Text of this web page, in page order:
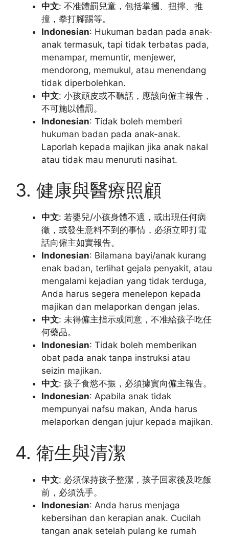
中文: 不准體罰兒童，包括掌摑、扭擰、推
撞，拳打腳踢等。
Indonesian: Hukuman badan pada anak-
anak termasuk, tapi tidak terbatas pada,
menampar, memuntir, menjewer,
mendorong, memukul, atau menendang
tidak diperbolehkan.
中文: 小孩頑皮或不聽話，應該向僱主報告，
不可施以體罰。
Indonesian: Tidak boleh memberi
hukuman badan pada anak-anak.
Laporlah kepada majikan jika anak nakal
atau tidak mau menuruti nasihat.
3. 健康與醫療照顧
中文: 若嬰兒/小孩身體不適，或出現任何病
徵，或發生意料不到的事情，必須立即打電
話向僱主如實報告。
Indonesian: Bilamana bayi/anak kurang
enak badan, terlihat gejala penyakit, atau
mengalami kejadian yang tidak terduga,
Anda harus segera menelepon kepada
majikan dan melaporkan dengan jelas.
中文: 未得僱主指示或同意，不准給孩子吃任
何藥品。
Indonesian: Tidak boleh memberikan
obat pada anak tanpa instruksi atau
seizin majikan.
中文: 孩子食慾不振，必須據實向僱主報告。
Indonesian: Apabila anak tidak
mempunyai nafsu makan, Anda harus
melaporkan dengan jujur kepada majikan.
4. 衛生與清潔
中文: 必須保持孩子整潔，孩子回家後及吃飯
前，必須洗手。
Indonesian: Anda harus menjaga
kebersihan dan kerapian anak. Cucilah
tangan anak setelah pulang ke rumah